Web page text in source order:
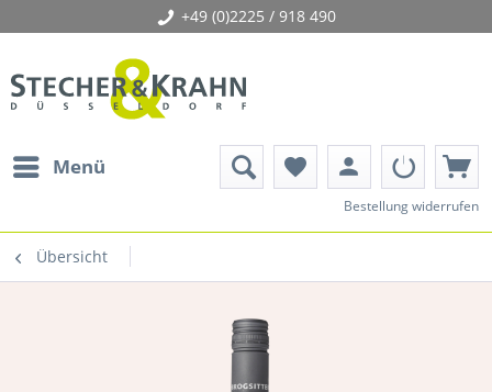
+49 (0)2225 / 918 490
Menü favorite person
Bestellung widerrufen
Übersicht